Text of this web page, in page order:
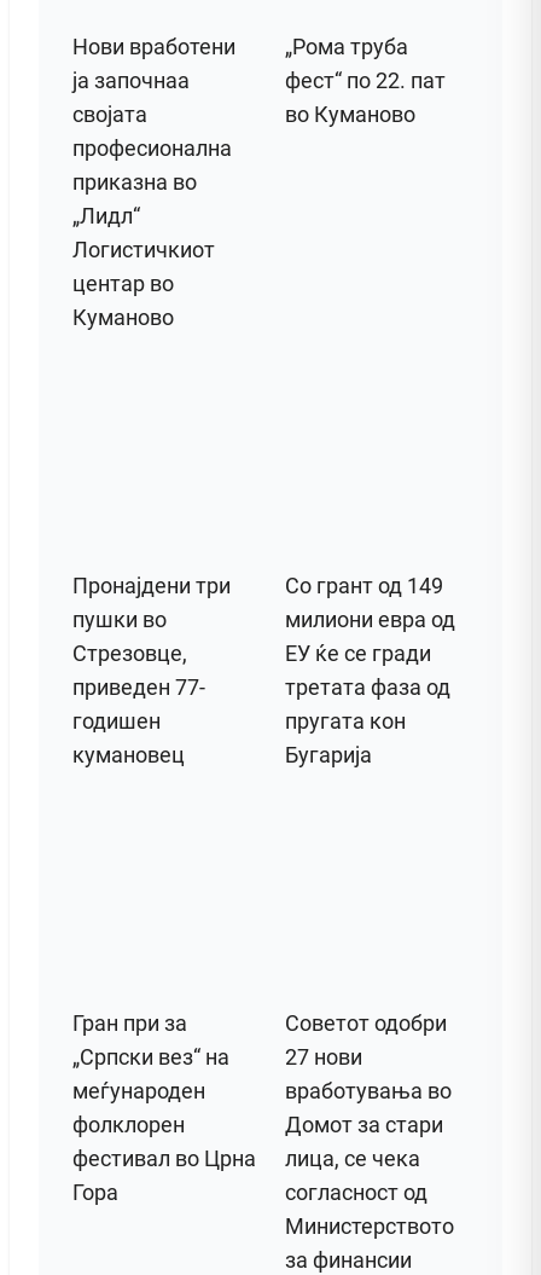
Нови вработени
ја започнаа
својата
професионална
приказна во
„Лидл“
Логистичкиот
центар во
Куманово
„Рома труба
фест“ по 22. пат
во Куманово
Пронајдени три
пушки во
Стрезовце,
приведен 77-
годишен
кумановец
Со грант од 149
милиони евра од
ЕУ ќе се гради
третата фаза од
пругата кон
Бугарија
Гран при за
„Српски вез“ на
меѓународен
фолклорен
фестивал во Црна
Гора
Советот одобри
27 нови
вработувања во
Домот за стари
лица, се чека
согласност од
Министерството
за финансии